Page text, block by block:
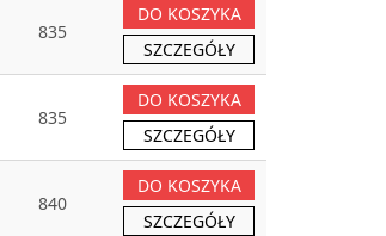
835
DO KOSZYKA
SZCZEGÓŁY
835
DO KOSZYKA
SZCZEGÓŁY
840
DO KOSZYKA
SZCZEGÓŁY